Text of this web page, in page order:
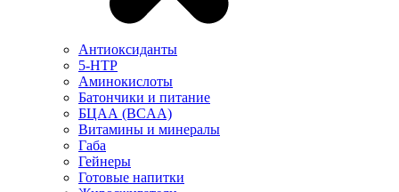
Антиоксиданты
5-HTP
Аминокислоты
Батончики и питание
БЦАА (BCAA)
Витамины и минералы
Габа
Гейнеры
Готовые напитки